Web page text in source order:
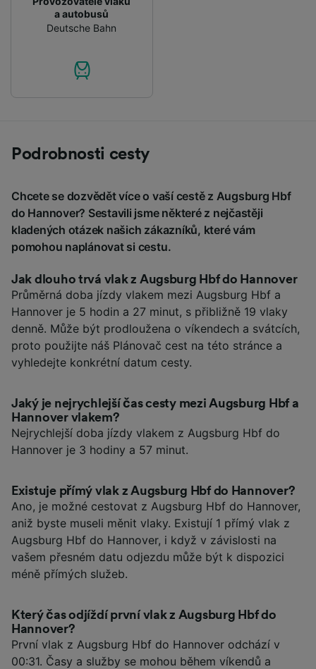
a autobusů
Deutsche Bahn
Podrobnosti cesty
Chcete se dozvědět více o vaší cestě z Augsburg Hbf
do Hannover? Sestavili jsme některé z nejčastěji
kladených otázek našich zákazníků, které vám
pomohou naplánovat si cestu.
Jak dlouho trvá vlak z Augsburg Hbf do Hannover
Průměrná doba jízdy vlakem mezi Augsburg Hbf a
Hannover je 5 hodin a 27 minut, s přibližně 19 vlaky
denně. Může být prodloužena o víkendech a svátcích,
proto použijte náš Plánovač cest na této stránce a
vyhledejte konkrétní datum cesty.
Jaký je nejrychlejší čas cesty mezi Augsburg Hbf a
Hannover vlakem?
Nejrychlejší doba jízdy vlakem z Augsburg Hbf do
Hannover je 3 hodiny a 57 minut.
Existuje přímý vlak z Augsburg Hbf do Hannover?
Ano, je možné cestovat z Augsburg Hbf do Hannover,
aniž byste museli měnit vlaky. Existují 1 přímý vlak z
Augsburg Hbf do Hannover, i když v závislosti na
vašem přesném datu odjezdu může být k dispozici
méně přímých služeb.
Který čas odjíždí první vlak z Augsburg Hbf do
Hannover?
První vlak z Augsburg Hbf do Hannover odchází v
00:31. Časy a služby se mohou během víkendů a